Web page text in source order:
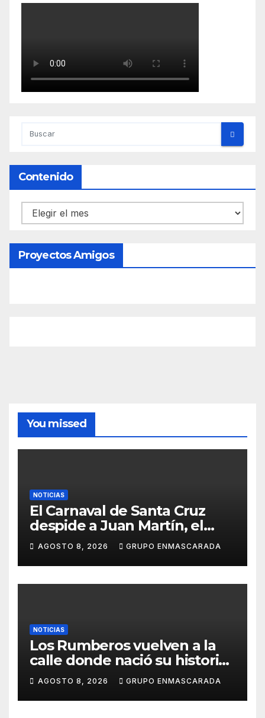
Contenido
Contenido
Proyectos Amigos
You missed
NOTICIAS
El Carnaval de Santa Cruz
despide a Juan Martín, el
inolvidable «Cristóbal Colón»
AGOSTO 8, 2026 GRUPO ENMASCARADA
NOTICIAS
Los Rumberos vuelven a la
calle donde nació su historia:
51 años después, el mismo
barrio, el mismo orgullo
AGOSTO 8, 2026 GRUPO ENMASCARADA